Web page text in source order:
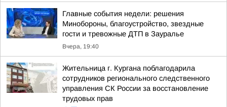
Главные события недели: решения
Минобороны, благоустройство, звездные
гости и тревожные ДТП в Зауралье
Вчера, 19:40
Жительница г. Кургана поблагодарила
сотрудников регионального следственного
управления СК России за восстановление
трудовых прав